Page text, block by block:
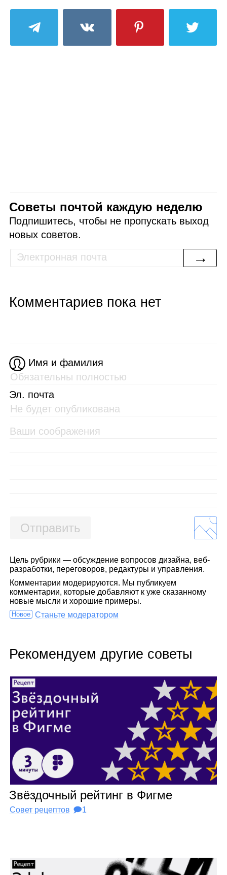
Советы почтой каждую неделю
Подпишитесь, чтобы не пропускать выход
новых советов.
→
Комментариев пока нет
Имя и фамилия
Эл. почта
Отправить
Цель рубрики — обсуждение вопросов дизайна, веб-
разработки, переговоров, редактуры и управления.
Комментарии модерируются. Мы публикуем
комментарии, которые добавляют к уже сказанному
новые мысли и хорошие примеры.
Новое Станьте модератором
Рекомендуем другие советы
Звёз­доч­ный рей­тинг в Фигме
Совет рецептов 🗩1